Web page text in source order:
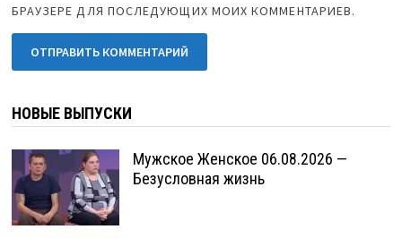
БРАУЗЕРЕ ДЛЯ ПОСЛЕДУЮЩИХ МОИХ КОММЕНТАРИЕВ.
НОВЫЕ ВЫПУСКИ
Мужское Женское 06.08.2026 —
Безусловная жизнь